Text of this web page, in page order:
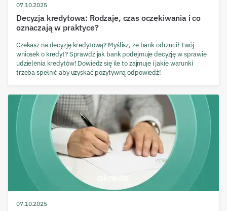
07.10.2025
Decyzja kredytowa: Rodzaje, czas oczekiwania i co
oznaczają w praktyce?
Czekasz na decyzję kredytową? Myślisz, że bank odrzucił Twój
wniosek o kredyt? Sprawdź jak bank podejmuje decyzję w sprawie
udzielenia kredytów! Dowiedz się ile to zajmuje i jakie warunki
trzeba spełnić aby uzyskać pozytywną odpowiedź!
07.10.2025